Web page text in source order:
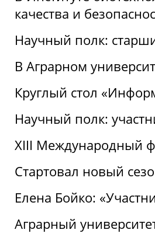
качества и
Научный полк:
В Аграрном
Круглый стол
Научный полк:
XIII Международный
Стартовал новый
Елена Бойко:
Аграрный